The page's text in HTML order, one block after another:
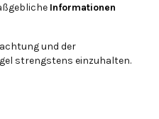
Informationen
und der
strengstens einzuhalten.